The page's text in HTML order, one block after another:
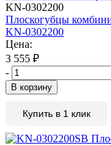
KN-0302200
Плоскогубцы
KN-0302200
Цена:
3 555 ₽
-
В корзину
Купить в 1 клик